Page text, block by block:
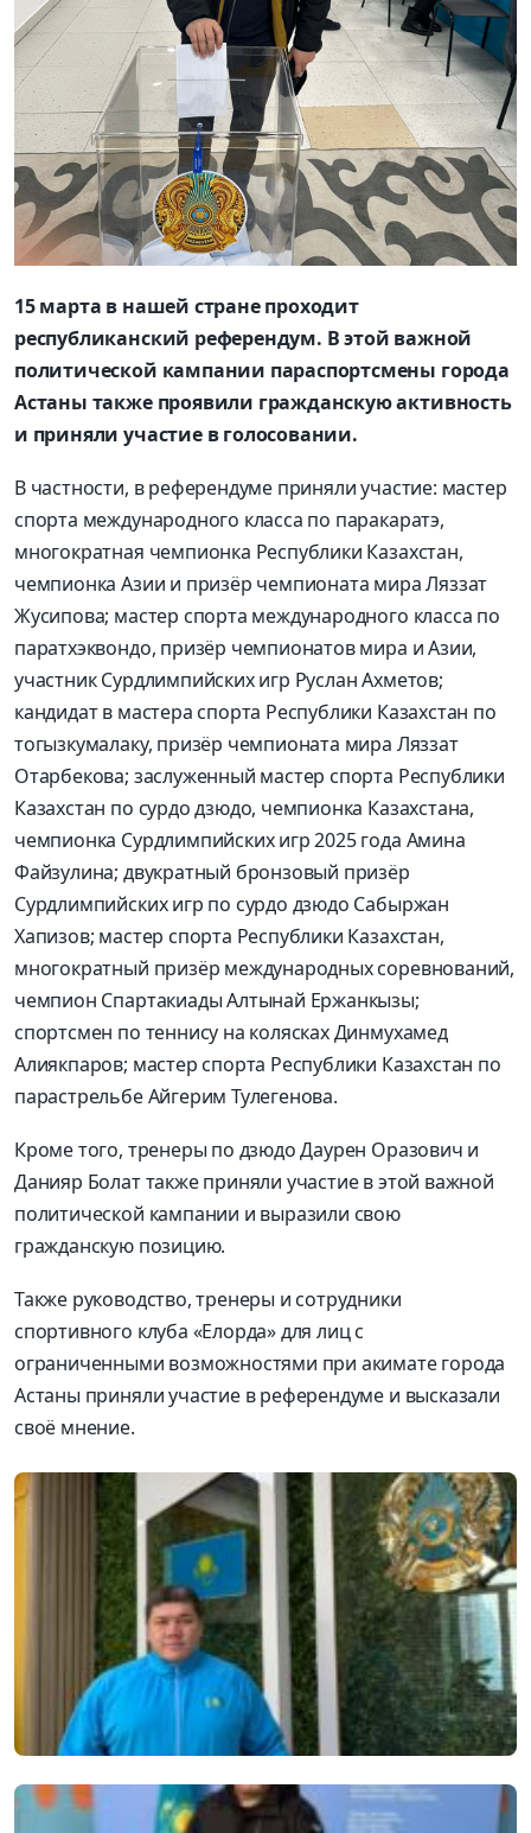
15 марта в нашей стране проходит
республиканский референдум. В этой важной
политической кампании параспортсмены города
Астаны также проявили гражданскую активность
и приняли участие в голосовании.
В частности, в референдуме приняли участие: мастер
спорта международного класса по паракаратэ,
многократная чемпионка Республики Казахстан,
чемпионка Азии и призёр чемпионата мира Ляззат
Жусипова; мастер спорта международного класса по
паратхэквондо, призёр чемпионатов мира и Азии,
участник Сурдлимпийских игр Руслан Ахметов;
кандидат в мастера спорта Республики Казахстан по
тогызкумалаку, призёр чемпионата мира Ляззат
Отарбекова; заслуженный мастер спорта Республики
Казахстан по сурдо дзюдо, чемпионка Казахстана,
чемпионка Сурдлимпийских игр 2025 года Амина
Файзулина; двукратный бронзовый призёр
Сурдлимпийских игр по сурдо дзюдо Сабыржан
Хапизов; мастер спорта Республики Казахстан,
многократный призёр международных соревнований,
чемпион Спартакиады Алтынай Ержанкызы;
спортсмен по теннису на колясках Динмухамед
Алиякпаров; мастер спорта Республики Казахстан по
парастрельбе Айгерим Тулегенова.
Кроме того, тренеры по дзюдо Даурен Оразович и
Данияр Болат также приняли участие в этой важной
политической кампании и выразили свою
гражданскую позицию.
Также руководство, тренеры и сотрудники
спортивного клуба «Елорда» для лиц с
ограниченными возможностями при акимате города
Астаны приняли участие в референдуме и высказали
своё мнение.